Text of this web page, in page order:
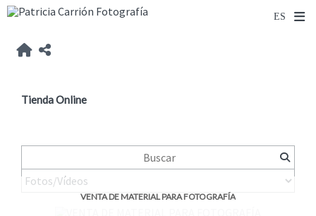
Tienda Online
VENTA DE MATERIAL PARA FOTOGRAFÍA